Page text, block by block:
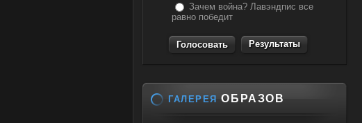
Зачем война? Лавэндпис все
равно победит
Результаты
ГАЛЕРЕЯ ОБРАЗОВ